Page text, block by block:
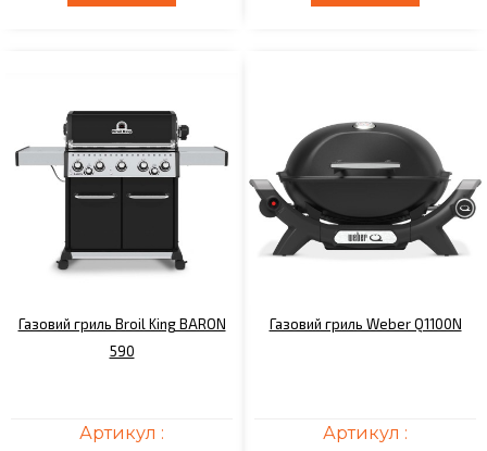
Газовий гриль Broil King BARON
590
Артикул :
Газовий гриль Weber Q1100N
Артикул :